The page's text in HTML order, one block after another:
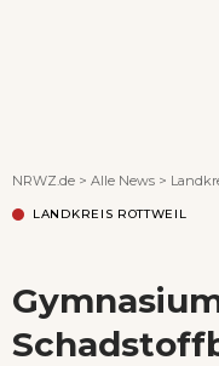
NRWZ.de > Alle News >
LANDKREIS ROTTWEIL